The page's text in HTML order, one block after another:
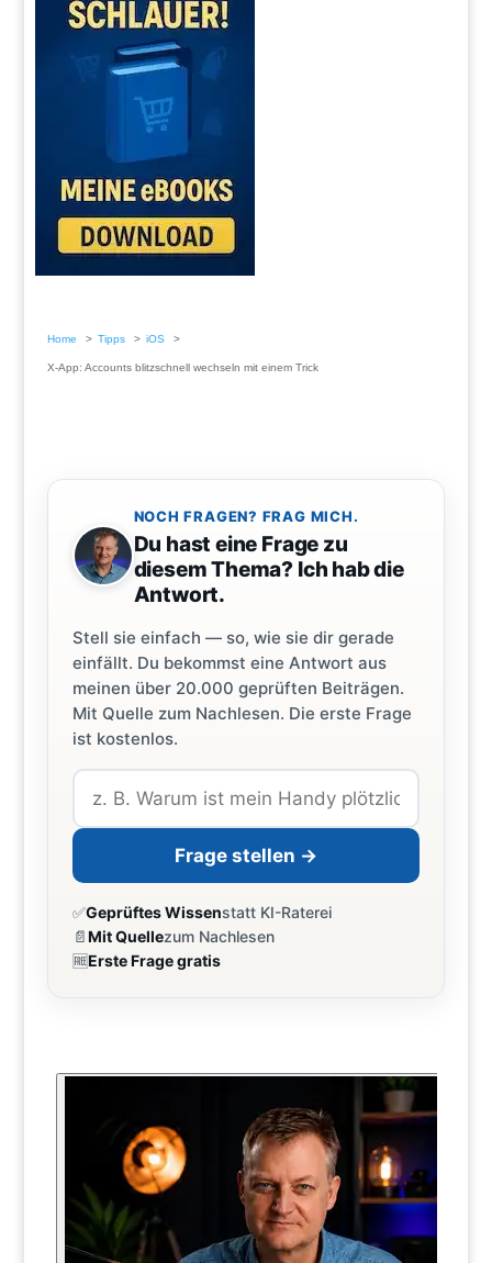
Home Tipps iOS
X-App: Accounts blitzschnell wechseln mit einem Trick
NOCH FRAGEN? FRAG MICH.
Du hast eine Frage zu
diesem Thema? Ich hab die
Antwort.
Stell sie einfach — so, wie sie dir gerade
einfällt. Du bekommst eine Antwort aus
meinen über 20.000 geprüften Beiträgen.
Mit Quelle zum Nachlesen. Die erste Frage
ist kostenlos.
Frage stellen →
✅Geprüftes Wissenstatt KI-Raterei
📄Mit Quellezum Nachlesen
🆓Erste Frage gratis